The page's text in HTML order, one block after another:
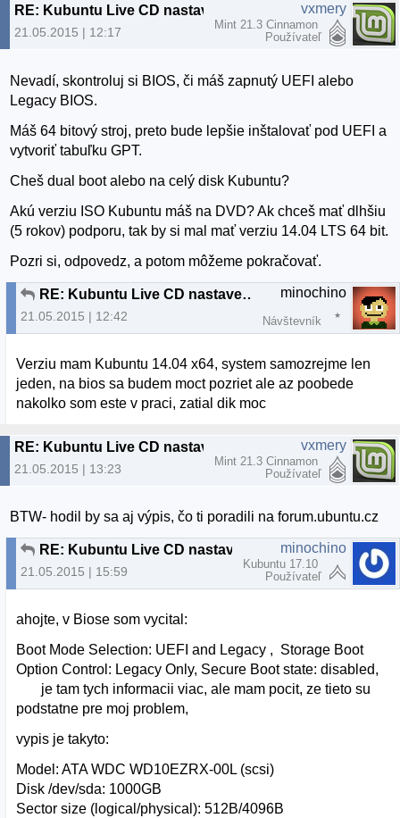
21.05.2015 | 12:17
vxmery
Mint 21.3 Cinnamon
Používateľ
Nevadí, skontroluj si BIOS, či máš zapnutý UEFI alebo
Legacy BIOS.
Máš 64 bitový stroj, preto bude lepšie inštalovať pod UEFI a
vytvoriť tabuľku GPT.
Cheš dual boot alebo na celý disk Kubuntu?
Akú verziu ISO Kubuntu máš na DVD? Ak chceš mať dlhšiu
(5 rokov) podporu, tak by si mal mať verziu 14.04 LTS 64 bit.
Pozri si, odpovedz, a potom môžeme pokračovať.
RE: Kubuntu Live CD nastavenie Boot
21.05.2015 | 12:42
minochino
Návštevník
Verziu mam Kubuntu 14.04 x64, system samozrejme len
jeden, na bios sa budem moct pozriet ale az poobede
nakolko som este v praci, zatial dik moc
21.05.2015 | 13:23
vxmery
Mint 21.3 Cinnamon
Používateľ
BTW- hodil by sa aj výpis, čo ti poradili na forum.ubuntu.cz
21.05.2015 | 15:59
minochino
Kubuntu 17.10
Používateľ
ahojte, v Biose som vycital:
Boot Mode Selection: UEFI and Legacy , Storage Boot
Option Control: Legacy Only, Secure Boot state: disabled,
je tam tych informacii viac, ale mam pocit, ze tieto su
podstatne pre moj problem,
vypis je takyto:
Model: ATA WDC WD10EZRX-00L (scsi)
Disk /dev/sda: 1000GB
Sector size (logical/physical): 512B/4096B